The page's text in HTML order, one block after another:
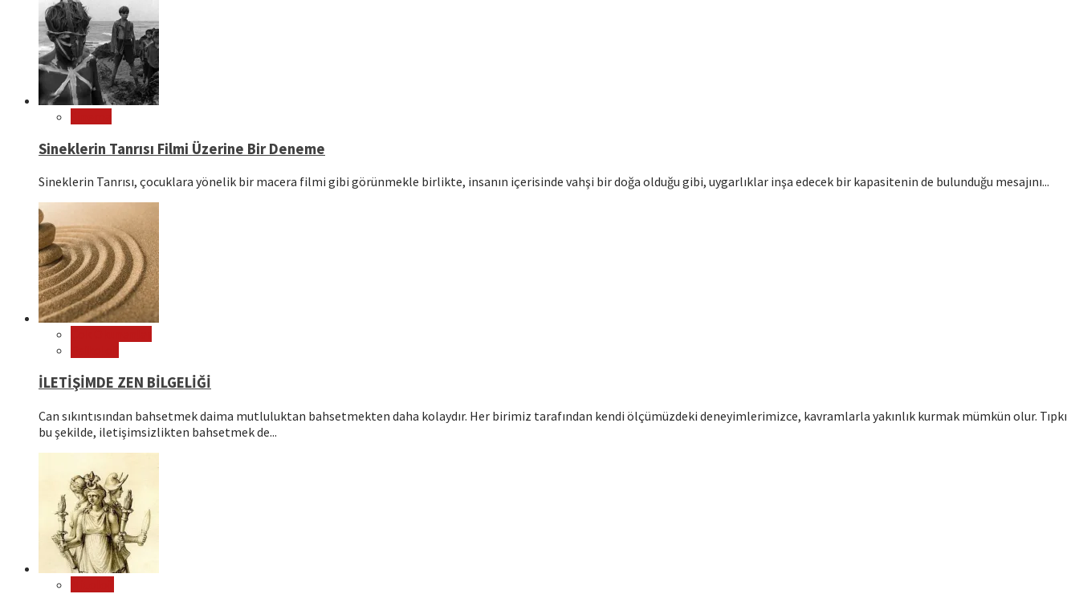
Sineklerin Tanrısı Filmi Üzerine Bir Deneme
Sineklerin Tanrısı, çocuklara yönelik bir macera filmi gibi görünmekle birlikte, insanın içerisinde vahşi bir doğa olduğu gibi, uygarlıklar inşa edecek bir kapasitenin de bulunduğu mesajını...
İLETİŞİMDE ZEN BİLGELİĞİ
Can sıkıntısından bahsetmek daima mutluluktan bahsetmekten daha kolaydır. Her birimiz tarafından kendi ölçümüzdeki deneyimlerimizce, kavramlarla yakınlık kurmak mümkün olur. Tıpkı
bu şekilde, iletişimsizlikten bahsetmek de...